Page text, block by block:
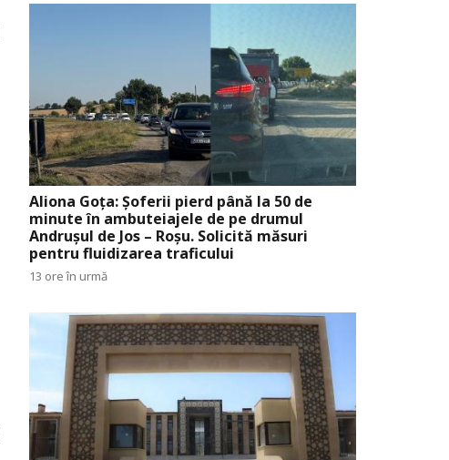
Aliona Goța: Șoferii pierd până la 50 de
minute în ambuteiajele de pe drumul
Andrușul de Jos – Roșu. Solicită măsuri
pentru fluidizarea traficului
13 ore în urmă